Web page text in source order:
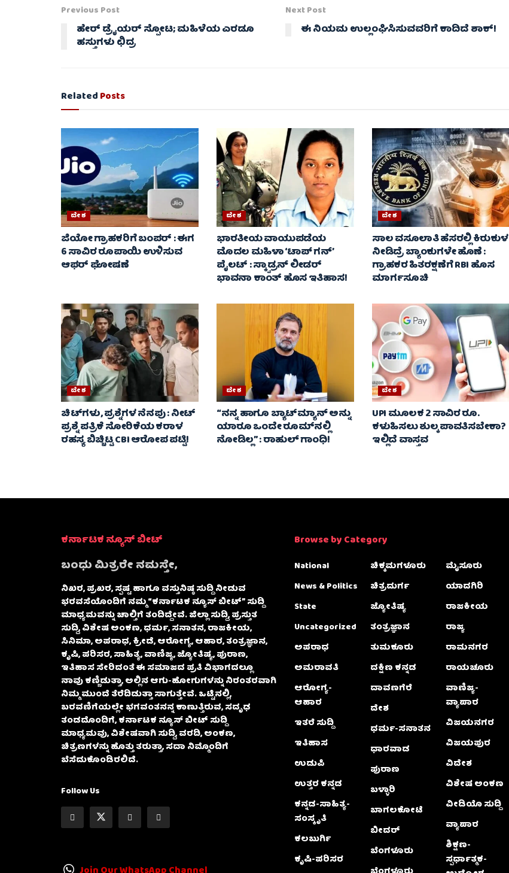
Previous Post
ಹೇರ್ ಡ್ರೈಯರ್ ಸ್ಪೋಟ; ಮಹಿಳೆಯ ಎರಡೂ
ಹಸ್ತುಗಳು ಛಿದ್ರ
Next Post
ಈ ನಿಯಮ ಉಲ್ಲಂಘಿಸಿಸುವವರಿಗೆ ಕಾದಿದೆ ಶಾಕ್!
RelatedPosts
ದೇಶ
ಜಿಯೋ ಗ್ರಾಹಕರಿಗೆ ಬಂಪರ್ : ಈಗ
6 ಸಾವಿರ ರೂಪಾಯಿ ಉಳಿಸುವ
ಆಫರ್ ಘೋಷಣೆ
ದೇಶ
ಭಾರತೀಯ ವಾಯುಪಡೆಯ
ಮೊದಲ ಮಹಿಳಾ ‘ಟಾಪ್ ಗನ್’
ಪೈಲಟ್ : ಸ್ಕ್ವಾಡ್ರನ್ ಲೀಡರ್
ಭಾವನಾ ಕಾಂತ್ ಹೊಸ ಇತಿಹಾಸ!
ದೇಶ
ಸಾಲ ವಸೂಲಾತಿ ಹೆಸರಲ್ಲಿ ಕಿರುಕುಳ
ನೀಡಿದ್ರೆ ಬ್ಯಾಂಕುಗಳೇ ಹೊಣೆ :
ಗ್ರಾಹಕರ ಹಿತರಕ್ಷಣೆಗೆ RBI ಹೊಸ
ಮಾರ್ಗಸೂಚಿ
ದೇಶ
ಚಿಟ್‌ಗಳು, ಪ್ರಶ್ನೆಗಳ ನೆನಪು : ನೀಟ್
ಪ್ರಶ್ನೆ ಪತ್ರಿಕೆ ಸೋರಿಕೆಯ ಕರಾಳ
ರಹಸ್ಯ ಬಿಚ್ಚಿಟ್ಟ CBI ಆರೋಪ ಪಟ್ಟಿ!
ದೇಶ
“ನನ್ನ ಹಾಗೂ ಬ್ಯಾಟ್‌ಮ್ಯಾನ್ ಅನ್ನು
ಯಾರೂ ಒಂದೇ ರೂಮ್‌ನಲ್ಲಿ
ನೋಡಿಲ್ಲ” : ರಾಹುಲ್ ಗಾಂಧಿ!
ದೇಶ
UPI ಮೂಲಕ 2 ಸಾವಿರ ರೂ.
ಕಳುಹಿಸಲು ಶುಲ್ಕ ಪಾವತಿಸಬೇಕಾ?
ಇಲ್ಲಿದೆ ವಾಸ್ತವ
ಕರ್ನಾಟಕ ನ್ಯೂಸ್ ಬೀಟ್
ಬಂಧು ಮಿತ್ರರೇ ನಮಸ್ತೇ,
ನಿಖರ, ಪ್ರಖರ, ಸ್ಪಷ್ಟ ಹಾಗೂ ವಸ್ತುನಿಷ್ಠ ಸುದ್ದಿ ನೀಡುವ
ಭರವಸೆಯೊಂದಿಗೆ ನಮ್ಮ “ಕರ್ನಾಟಕ ನ್ಯೂಸ್ ಬೀಟ್” ಸುದ್ದಿ
ಮಾಧ್ಯಮವನ್ನು ಚಾಲ್ತಿಗೆ ತಂದಿದ್ದೇವೆ. ಜಿಲ್ಲಾ ಸುದ್ದಿ, ಪ್ರಸ್ತುತ
ಸುದ್ದಿ, ವಿಶೇಷ ಅಂಕಣ, ಧರ್ಮ, ಸನಾತನ, ರಾಜಕೀಯ,
ಸಿನಿಮಾ, ಅಪರಾಧ, ಕ್ರೀಡೆ, ಆರೋಗ್ಯ, ಆಹಾರ, ತಂತ್ರಜ್ಞಾನ,
ಕೃಷಿ, ಪರಿಸರ, ಸಾಹಿತ್ಯ, ವಾಣಿಜ್ಯ, ಜ್ಯೋತಿಷ್ಯ, ಪುರಾಣ,
ಇತಿಹಾಸ ಸೇರಿದಂತೆ ಈ ಸಮಾಜದ ಪ್ರತಿ ವಿಭಾಗದಲ್ಲೂ
ನಾವು ಕಣ್ಣಿಡುತ್ತಾ, ಅಲ್ಲಿನ ಆಗು-ಹೋಗುಗಳನ್ನು ನಿರಂತರವಾಗಿ
ನಿಮ್ಮ ಮುಂದೆ ತೆರೆದಿಡುತ್ತಾ ಸಾಗುತ್ತೇವೆ. ಒಟ್ಟಿನಲ್ಲಿ,
ಬರವಣಿಗೆಯಲ್ಲೇ ಭಗವಂತನನ್ನ ಕಾಣುತ್ತಿರುವ, ಸದೃಢ
ತಂಡದೊಂದಿಗೆ, ಕರ್ನಾಟಕ ನ್ಯೂಸ್ ಬೀಟ್ ಸುದ್ದಿ
ಮಾಧ್ಯಮವು, ವಿಶೇಷವಾಗಿ ಸುದ್ದಿ, ವರದಿ, ಅಂಕಣ,
ಚಿತ್ರಣಗಳನ್ನು ಹೊತ್ತು ತರುತ್ತಾ, ಸದಾ ನಿಮ್ಮೊಂದಿಗೆ
ಬೆಸೆದುಕೊಂಡಿರಲಿದೆ.
Follow Us
Browse by Category
National
News & Politics
State
Uncategorized
ಅಪರಾಧ
ಅಮರಾವತಿ
ಆರೋಗ್ಯ-
ಆಹಾರ
ಇತರೆ ಸುದ್ದಿ
ಇತಿಹಾಸ
ಉಡುಪಿ
ಉತ್ತರ ಕನ್ನಡ
ಕನ್ನಡ-ಸಾಹಿತ್ಯ-
ಸಂಸ್ಕೃತಿ
ಕಲಬುರ್ಗಿ
ಕೃಷಿ-ಪರಿಸರ
ಚಿಕ್ಕಮಗಳೂರು
ಚಿತ್ರದುರ್ಗ
ಜ್ಯೋತಿಷ್ಯ
ತಂತ್ರಜ್ಞಾನ
ತುಮಕೂರು
ದಕ್ಷಿಣ ಕನ್ನಡ
ದಾವಣಗೆರೆ
ದೇಶ
ಧರ್ಮ-ಸನಾತನ
ಧಾರವಾಡ
ಪುರಾಣ
ಬಳ್ಳಾರಿ
ಬಾಗಲಕೋಟೆ
ಬೀದರ್
ಬೆಂಗಳೂರು
ಮೈಸೂರು
ಯಾದಗಿರಿ
ರಾಜಕೀಯ
ರಾಜ್ಯ
ರಾಮನಗರ
ರಾಯಚೂರು
ವಾಣಿಜ್ಯ-
ವ್ಯಾಪಾರ
ವಿಜಯನಗರ
ವಿಜಯಪುರ
ವಿದೇಶ
ವಿಶೇಷ ಅಂಕಣ
ವೀಡಿಯೊ ಸುದ್ದಿ
ವ್ಯಾಪಾರ
ಶಿಕ್ಷಣ-
ಸ್ಪರ್ಧಾತ್ಮಕ-